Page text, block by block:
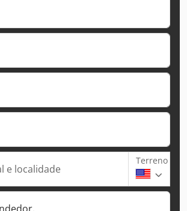
e localidade
Terreno